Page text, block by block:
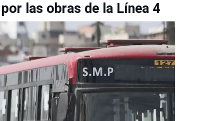
las obras de la Línea 4